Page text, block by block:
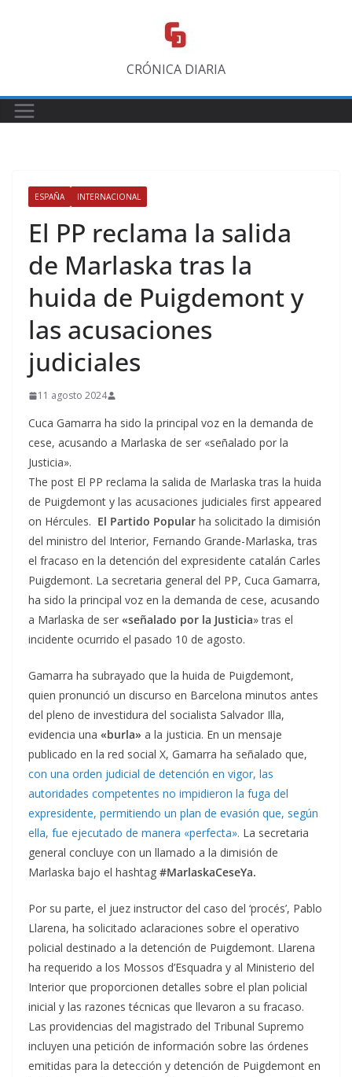
CRÓNICA DIARIA
ESPAÑA INTERNACIONAL
El PP reclama la salida
de Marlaska tras la
huida de Puigdemont y
las acusaciones
judiciales
11 agosto 2024
Cuca Gamarra ha sido la principal voz en la demanda de
cese, acusando a Marlaska de ser «señalado por la
Justicia».
The post El PP reclama la salida de Marlaska tras la huida
de Puigdemont y las acusaciones judiciales first appeared
on Hércules. El Partido Popular ha solicitado la dimisión
del ministro del Interior, Fernando Grande-Marlaska, tras
el fracaso en la detención del expresidente catalán Carles
Puigdemont. La secretaria general del PP, Cuca Gamarra,
ha sido la principal voz en la demanda de cese, acusando
a Marlaska de ser «señalado por la Justicia» tras el
incidente ocurrido el pasado 10 de agosto.
Gamarra ha subrayado que la huida de Puigdemont,
quien pronunció un discurso en Barcelona minutos antes
del pleno de investidura del socialista Salvador Illa,
evidencia una «burla» a la justicia. En un mensaje
publicado en la red social X, Gamarra ha señalado que,
con una orden judicial de detención en vigor, las
autoridades competentes no impidieron la fuga del
expresidente, permitiendo un plan de evasión que, según
ella, fue ejecutado de manera «perfecta». La secretaria
general concluye con un llamado a la dimisión de
Marlaska bajo el hashtag #MarlaskaCeseYa.
Por su parte, el juez instructor del caso del ‘procés’, Pablo
Llarena, ha solicitado aclaraciones sobre el operativo
policial destinado a la detención de Puigdemont. Llarena
ha requerido a los Mossos d’Esquadra y al Ministerio del
Interior que proporcionen detalles sobre el plan policial
inicial y las razones técnicas que llevaron a su fracaso.
Las providencias del magistrado del Tribunal Supremo
incluyen una petición de información sobre las órdenes
emitidas para la detección y detención de Puigdemont en